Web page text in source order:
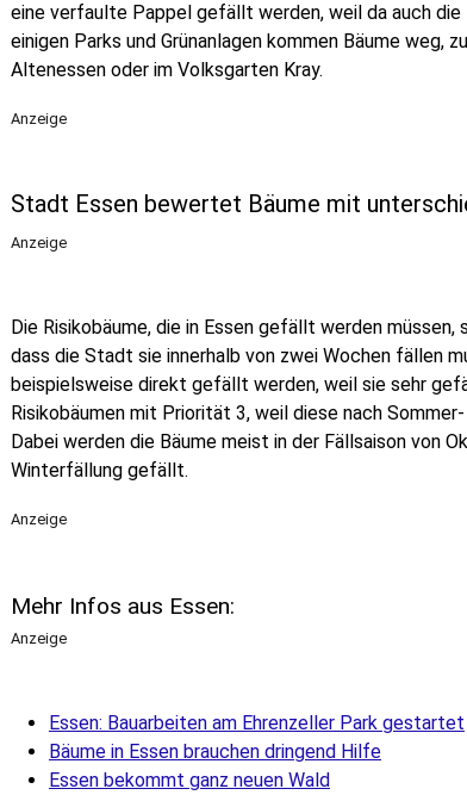
eine verfaulte Pappel gefällt werden, weil da auch die
einigen Parks und Grünanlagen kommen Bäume weg,
Altenessen oder im Volksgarten Kray.
Anzeige
Stadt Essen bewertet Bäume mit
Anzeige
Die Risikobäume, die in Essen gefällt werden
dass die Stadt sie innerhalb von zwei Wochen fällen
beispielsweise direkt gefällt werden, weil sie sehr
Risikobäumen mit Priorität 3, weil diese nach
Dabei werden die Bäume meist in der Fällsaison von
Winterfällung gefällt.
Anzeige
Mehr Infos aus Essen:
Anzeige
Essen: Bauarbeiten am Ehrenzeller Park gestartet
Bäume in Essen brauchen dringend Hilfe
Essen bekommt ganz neuen Wald